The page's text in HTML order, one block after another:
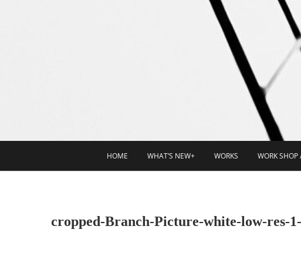
HOME WHAT’S NEW+ WORKS WORK
cropped-Branch-Picture-white-low-res-